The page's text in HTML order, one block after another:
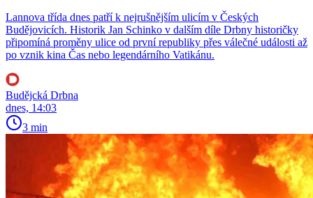
Lannova třída dnes patří k nejrušnějším ulicím v Českých
Budějovicích. Historik Jan Schinko v dalším díle Drbny historičky
připomíná proměny ulice od první republiky přes válečné události až
po vznik kina Čas nebo legendárního Vatikánu.
Budějcká Drbna
dnes, 14:03
3 min